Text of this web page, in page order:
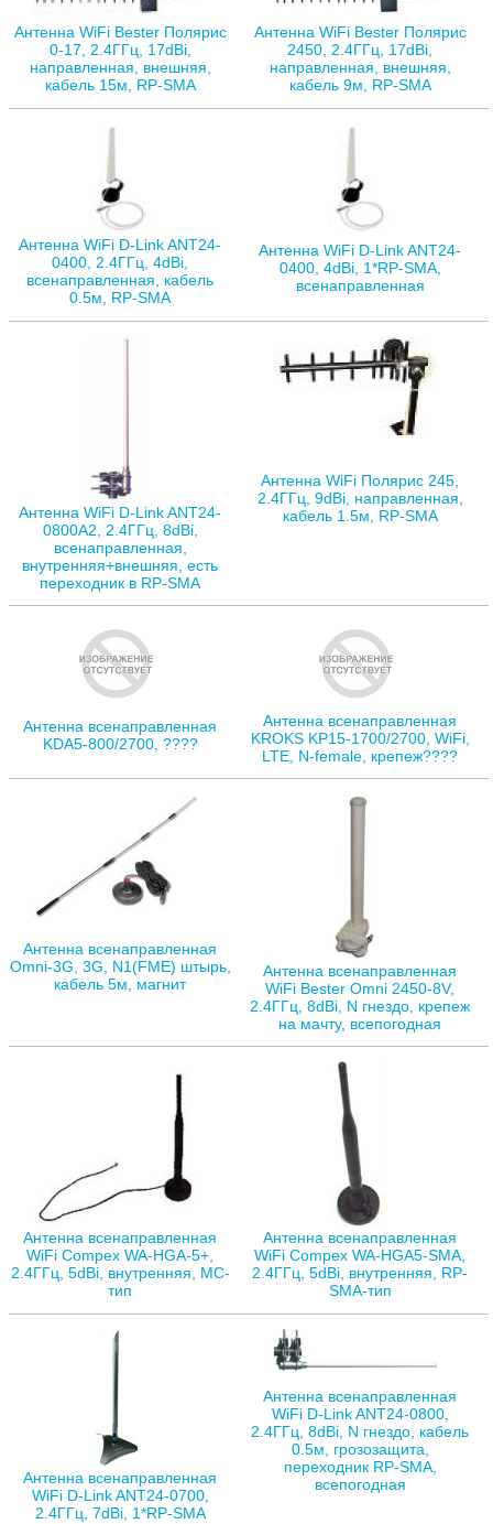
Антенна WiFi Bester Полярис
0-17, 2.4ГГц, 17dBi,
направленная, внешняя,
кабель 15м, RP-SMA
Антенна WiFi Bester Полярис
2450, 2.4ГГц, 17dBi,
направленная, внешняя,
кабель 9м, RP-SMA
Антенна WiFi D-Link ANT24-
0400, 2.4ГГц, 4dBi,
всенаправленная, кабель
0.5м, RP-SMA
Антенна WiFi D-Link ANT24-
0400, 4dBi, 1*RP-SMA,
всенаправленная
Антенна WiFi D-Link ANT24-
0800A2, 2.4ГГц, 8dBi,
всенаправленная,
внутренняя+внешняя, есть
переходник в RP-SMA
Антенна WiFi Полярис 245,
2.4ГГц, 9dBi, направленная,
кабель 1.5м, RP-SMA
Антенна всенаправленная
KDA5-800/2700, ????
Антенна всенаправленная
KROKS KP15-1700/2700, WiFi,
LTE, N-female, крепеж????
Антенна всенаправленная
Omni-3G, 3G, N1(FME) штырь,
кабель 5м, магнит
Антенна всенаправленная
WiFi Bester Omni 2450-8V,
2.4ГГц, 8dBi, N гнездо, крепеж
на мачту, всепогодная
Антенна всенаправленная
WiFi Compex WA-HGA-5+,
2.4ГГц, 5dBi, внутренняя, MC-
тип
Антенна всенаправленная
WiFi Compex WA-HGA5-SMA,
2.4ГГц, 5dBi, внутренняя, RP-
SMA-тип
Антенна всенаправленная
WiFi D-Link ANT24-0700,
2.4ГГц, 7dBi, 1*RP-SMA
Антенна всенаправленная
WiFi D-Link ANT24-0800,
2.4ГГц, 8dBi, N гнездо, кабель
0.5м, грозозащита,
переходник RP-SMA,
всепогодная